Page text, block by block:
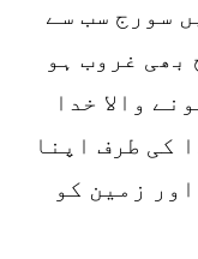
سورج سب سے
بھی غروب ہو
والا خدا
کی طرف اپنا
زمین کو